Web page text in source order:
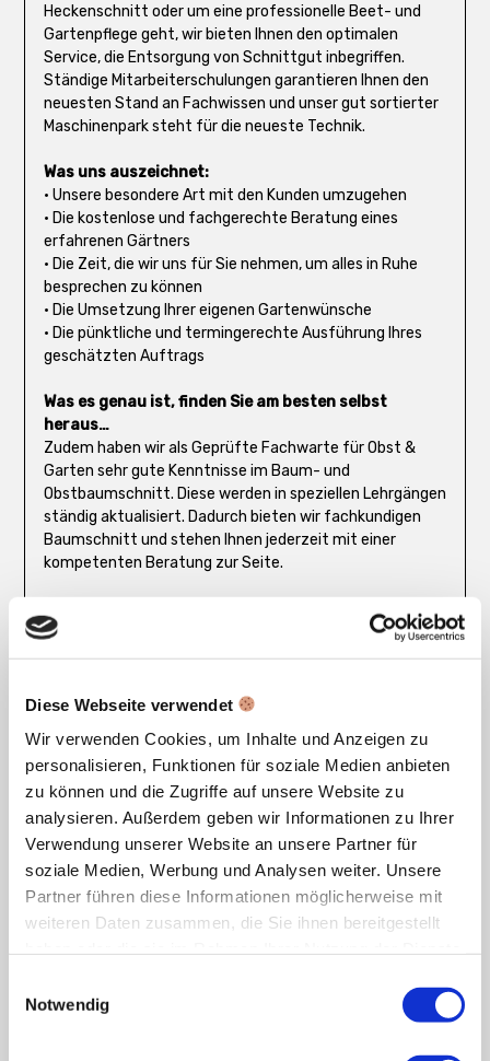
Diese Webseite verwendet
Wir verwenden Cookies, um Inhalte und Anzeigen zu
personalisieren, Funktionen für soziale Medien anbieten
zu können und die Zugriffe auf unsere Website zu
analysieren. Außerdem geben wir Informationen zu Ihrer
Verwendung unserer Website an unsere Partner für
soziale Medien, Werbung und Analysen weiter. Unsere
Partner führen diese Informationen möglicherweise mit
weiteren Daten zusammen, die Sie ihnen bereitgestellt
Cookies, wenn Sie unsere Webseite weiterhin nutzen.
Notwendig
Heckenschnitt oder um eine professionelle Beet- und
Gartenpflege geht, wir bieten Ihnen den optimalen
Service, die Entsorgung von Schnittgut inbegriffen.
Ständige Mitarbeiterschulungen garantieren Ihnen den
neuesten Stand an Fachwissen und unser gut sortierter
Maschinenpark steht für die neueste Technik.
Was uns auszeichnet:
• Unsere besondere Art mit den Kunden umzugehen
• Die kostenlose und fachgerechte Beratung eines
erfahrenen Gärtners
• Die Zeit, die wir uns für Sie nehmen, um alles in Ruhe
besprechen zu können
• Die Umsetzung Ihrer eigenen Gartenwünsche
• Die pünktliche und termingerechte Ausführung Ihres
geschätzten Auftrags
Was es genau ist, finden Sie am besten selbst
heraus…
Zudem haben wir als Geprüfte Fachwarte für Obst &
Garten sehr gute Kenntnisse im Baum- und
Obstbaumschnitt. Diese werden in speziellen Lehrgängen
ständig aktualisiert. Dadurch bieten wir fachkundigen
Baumschnitt und stehen Ihnen jederzeit mit einer
kompetenten Beratung zur Seite.
• Alle Gartenpflegearbeiten
• Baum- und Obstbaumschnitt
• kleinere Reparaturarbeiten
• Gartenpflege und -erhaltung
• Gartensanierungen
• Haus & Garten-Entrümpelungen
• und vieles mehr, sprechen Sie uns einfach an
Eine kostenlose Vor-Ort-Beratung ist für uns
selbstverständlich.
Ihre freundlichen Gärtner